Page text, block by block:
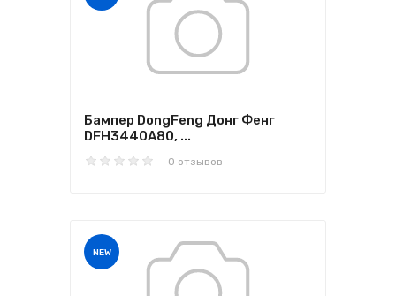
Бампер DongFeng Донг Фенг
DFH3440A80, ...
0 отзывов
NEW